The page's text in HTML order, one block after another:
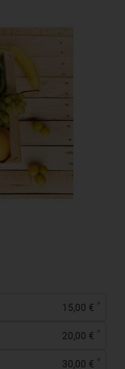
15,00 € *
20,00 € *
30,00 € *